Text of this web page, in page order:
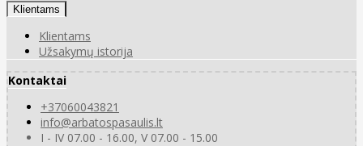
Klientams
Klientams
Užsakymų istorija
Kontaktai
+37060043821
info@arbatospasaulis.lt
I - IV 07.00 - 16.00, V 07.00 - 15.00